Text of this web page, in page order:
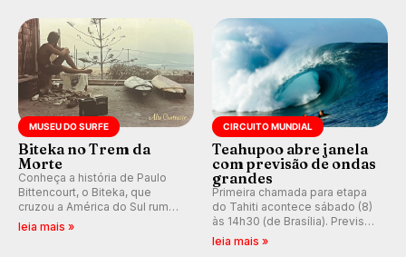
prática em esporte e indústria.
MUSEU DO SURFE
Biteka no Trem da
Morte
Conheça a história de Paulo
Bittencourt, o Biteka, que
cruzou a América do Sul rumo
ao Pacífico em uma jornada
leia mais »
CIRCUITO MUNDIAL
Teahupoo abre janela
com previsão de ondas
grandes
Primeira chamada para etapa
do Tahiti acontece sábado (8)
às 14h30 (de Brasília). Previsão
indica swell consistente.
leia mais »